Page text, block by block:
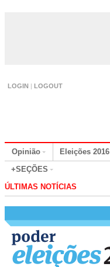
LOGIN | LOGOUT
Opinião Eleições 2016
+SEÇÕES
ÚLTIMAS NOTÍCIAS